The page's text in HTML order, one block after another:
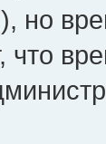
), но
что